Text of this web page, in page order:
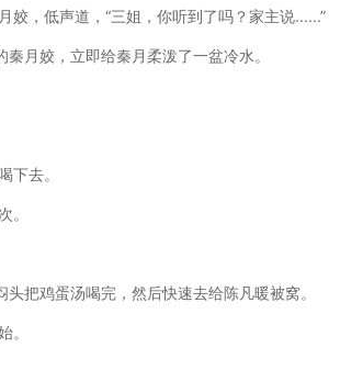
，低声道，“三姐，你听到了吗？家主说......”
月姣，立即给秦月柔泼了一盆冷水。
下去。
。
把鸡蛋汤喝完，然后快速去给陈凡暖被窝。
。